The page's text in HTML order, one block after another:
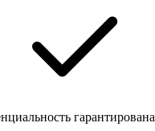
гарантирована